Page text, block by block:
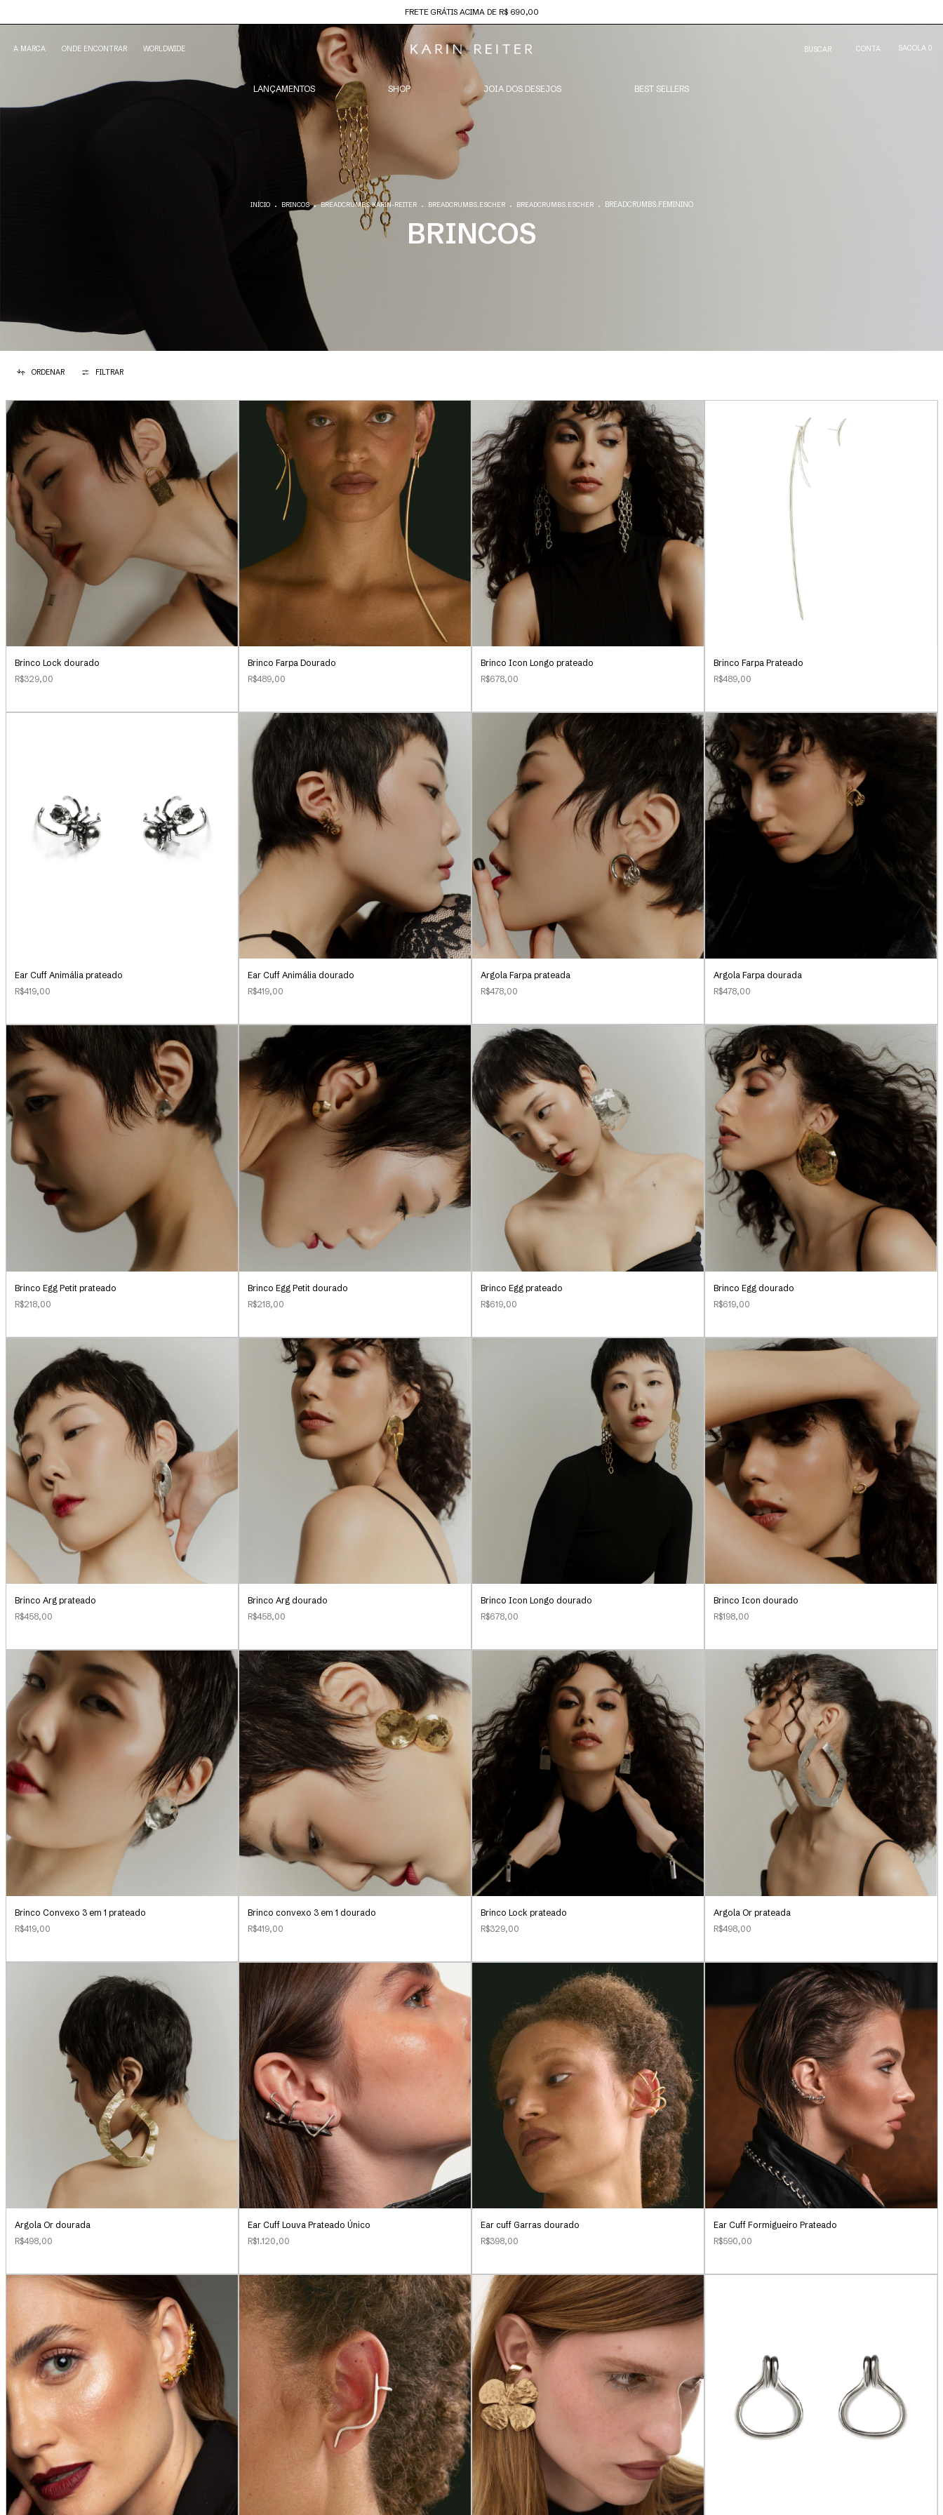
FRETE GRÁTIS ACIMA DE R$ 690,00
A MARCA ONDE ENCONTRAR WORLDWIDE BUSCAR CONTA SACOLA 0
LANÇAMENTOS SHOP JOIA DOS DESEJOS BEST SELLERS
INÍCIO . BRINCOS . BREADCRUMBS.KARIN-REITER . BREADCRUMBS.ESCHER . BREADCRUMBS.ESCHER . BREADCRUMBS.FEMININO
BRINCOS
ORDENAR FILTRAR
Brinco Lock dourado
R$329,00
Brinco Farpa Dourado
R$489,00
Brinco Icon Longo prateado
R$678,00
Brinco Farpa Prateado
R$489,00
Ear Cuff Animália prateado
R$419,00
Ear Cuff Animália dourado
R$419,00
Argola Farpa prateada
R$478,00
Argola Farpa dourada
R$478,00
Brinco Egg Petit prateado
R$218,00
Brinco Egg Petit dourado
R$218,00
Brinco Egg prateado
R$619,00
Brinco Egg dourado
R$619,00
Brinco Arg prateado
R$458,00
Brinco Arg dourado
R$458,00
Brinco Icon Longo dourado
R$678,00
Brinco Icon dourado
R$198,00
Brinco Convexo 3 em 1 prateado
R$419,00
Brinco convexo 3 em 1 dourado
R$419,00
Brinco Lock prateado
R$329,00
Argola Or prateada
R$498,00
Argola Or dourada
R$498,00
Ear Cuff Louva Prateado Único
R$1.120,00
Ear cuff Garras dourado
R$398,00
Ear Cuff Formigueiro Prateado
R$590,00